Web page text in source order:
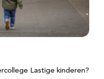
Lastige kinderen?